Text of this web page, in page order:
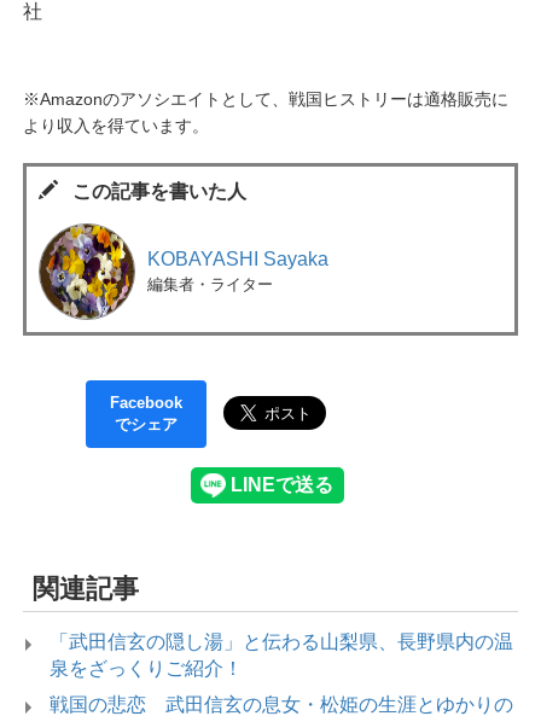
社
※Amazonのアソシエイトとして、戦国ヒストリーは適格販売に
より収入を得ています。
この記事を書いた人
KOBAYASHI Sayaka
編集者・ライター
Facebook
でシェア
関連記事
「武田信玄の隠し湯」と伝わる山梨県、長野県内の温
泉をざっくりご紹介！
戦国の悲恋 武田信玄の息女・松姫の生涯とゆかりの